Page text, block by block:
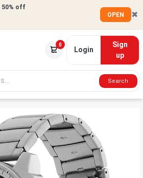
50% off
OPEN ✖
0
Login
Sign
up
Search